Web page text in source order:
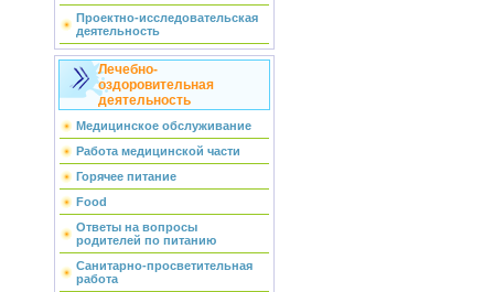
Проектно-исследовательская
деятельность
Лечебно-
оздоровительная
деятельность
Медицинское обслуживание
Работа медицинской части
Горячее питание
Food
Ответы на вопросы
родителей по питанию
Санитарно-просветительная
работа